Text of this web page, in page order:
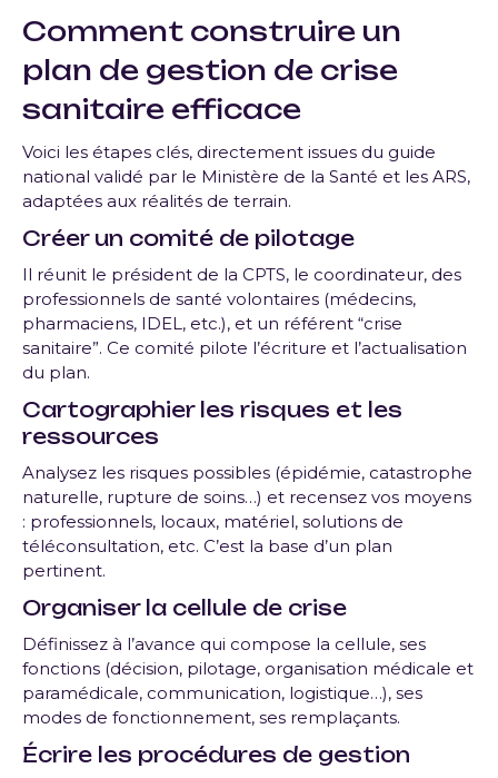
Comment construire un
plan de gestion de crise
sanitaire efficace
Voici les étapes clés, directement issues du guide
national validé par le Ministère de la Santé et les ARS,
adaptées aux réalités de terrain.
Créer un comité de pilotage
Il réunit le président de la CPTS, le coordinateur, des
professionnels de santé volontaires (médecins,
pharmaciens, IDEL, etc.), et un référent “crise
sanitaire”. Ce comité pilote l’écriture et l’actualisation
du plan.
Cartographier les risques et les
ressources
Analysez les risques possibles (épidémie, catastrophe
naturelle, rupture de soins…) et recensez vos moyens
: professionnels, locaux, matériel, solutions de
téléconsultation, etc. C’est la base d’un plan
pertinent.
Organiser la cellule de crise
Définissez à l’avance qui compose la cellule, ses
fonctions (décision, pilotage, organisation médicale et
paramédicale, communication, logistique…), ses
modes de fonctionnement, ses remplaçants.
Écrire les procédures de gestion